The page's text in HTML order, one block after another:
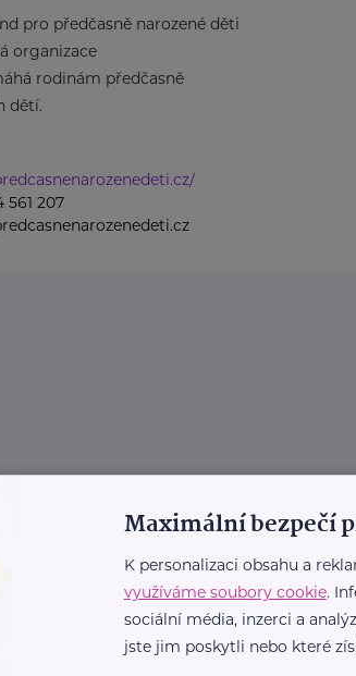
pro předčasně narozené děti
organizace
rodinám předčasně
dětí.
561 207
Maximální bezpečí
K personalizaci obsahu a
využíváme soubory cookie.
sociální média, inzerci a
jste jim poskytli nebo které